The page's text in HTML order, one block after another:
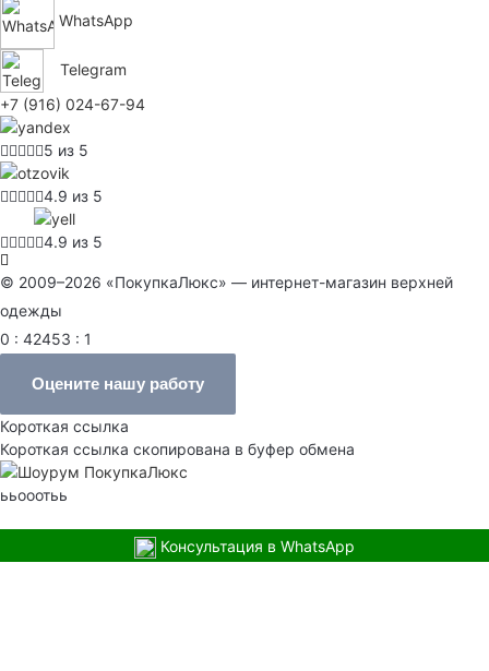
WhatsApp
Telegram
+7 (916) 024-67-94
5 из 5
4.9 из 5
4.9 из 5
© 2009–2026 «ПокупкаЛюкс» — интернет-магазин верхней
одежды
0 : 42453 : 1
Оцените нашу работу
Короткая ссылка
Короткая ссылка скопирована в буфер обмена
ььооотьь
Консультация в WhatsApp